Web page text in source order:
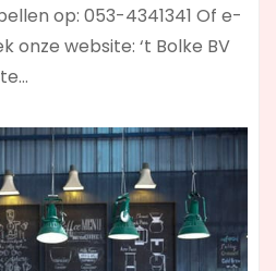
op: 053-4341341 Of e-
onze website: ‘t Bolke BV